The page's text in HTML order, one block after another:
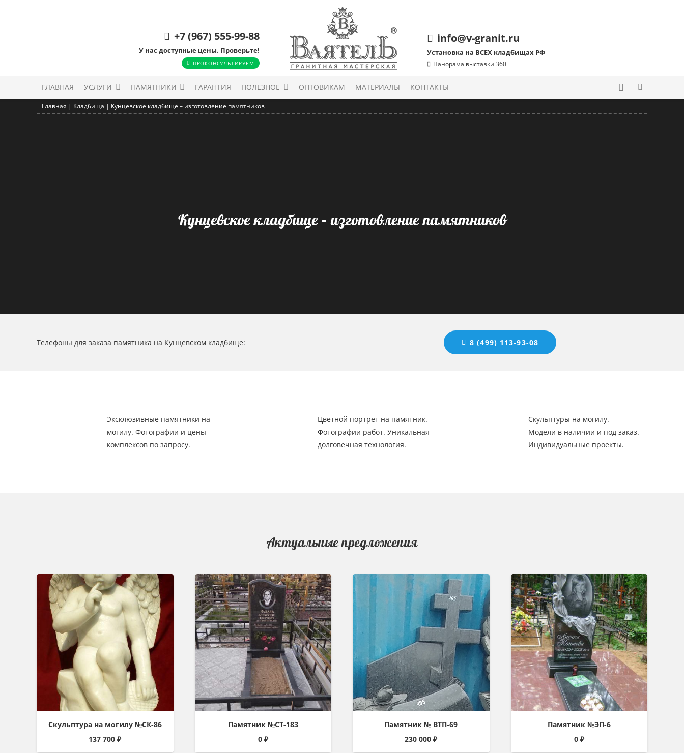
+7 (967) 555-99-88
У нас доступные цены. Проверьте!
ПРОКОНСУЛЬТИРУЕМ
info@v-granit.ru
Установка на ВСЕХ кладбищах РФ
Панорама выставки 360
ГЛАВНАЯ УСЛУГИ ПАМЯТНИКИ ГАРАНТИЯ ПОЛЕЗНОЕ ОПТОВИКАМ МАТЕРИАЛЫ КОНТАКТЫ
Главная | Кладбища | Кунцевское кладбище – изготовление памятников
Кунцевское кладбище – изготовление памятников
Телефоны для заказа памятника на Кунцевском кладбище: 8 (499) 113-93-08
Эксклюзивные памятники на
могилу. Фотографии и цены
комплексов по запросу.
Цветной портрет на памятник.
Фотографии работ. Уникальная
долговечная технология.
Скульптуры на могилу.
Модели в наличии и под заказ.
Индивидуальные проекты.
Актуальные предложения
Скульптура на могилу №СК-86
137 700₽
Памятник №СТ-183
0 ₽
Памятник № ВТП-69
230 000₽
Памятник №ЭП-6
0 ₽